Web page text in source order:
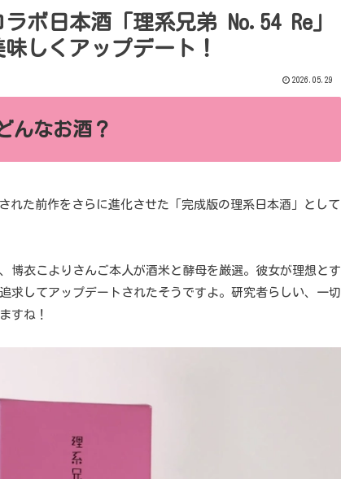
ボ日本酒「理系兄弟 No.54 Re」
しくアップデート！
2026.05.29
んなお酒？
れた前作をさらに進化させた「完成版の理系日本酒」として
博衣こよりさんご本人が酒米と酵母を厳選。彼女が理想とす
求してアップデートされたそうですよ。研究者らしい、一切
すね！